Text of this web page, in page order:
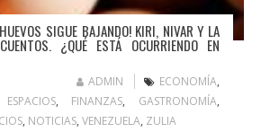
SIGUE BAJANDO! KIRI, NIVAR Y LA
¿QUÉ ESTÁ OCURRIENDO EN
ADMIN ECONOMÍA,
ESPACIOS, FINANZAS, GASTRONOMÍA,
, NOTICIAS, VENEZUELA, ZULIA